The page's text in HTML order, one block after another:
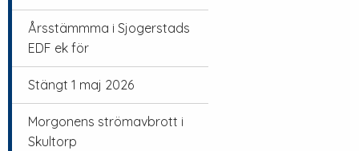
Årsstämmma i Sjogerstads
EDF ek för
Stängt 1 maj 2026
Morgonens strömavbrott i
Skultorp